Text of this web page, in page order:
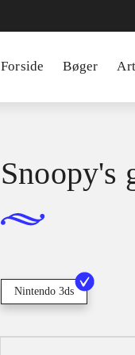
Forside Bøger
Snoopy's
Nintendo 3ds